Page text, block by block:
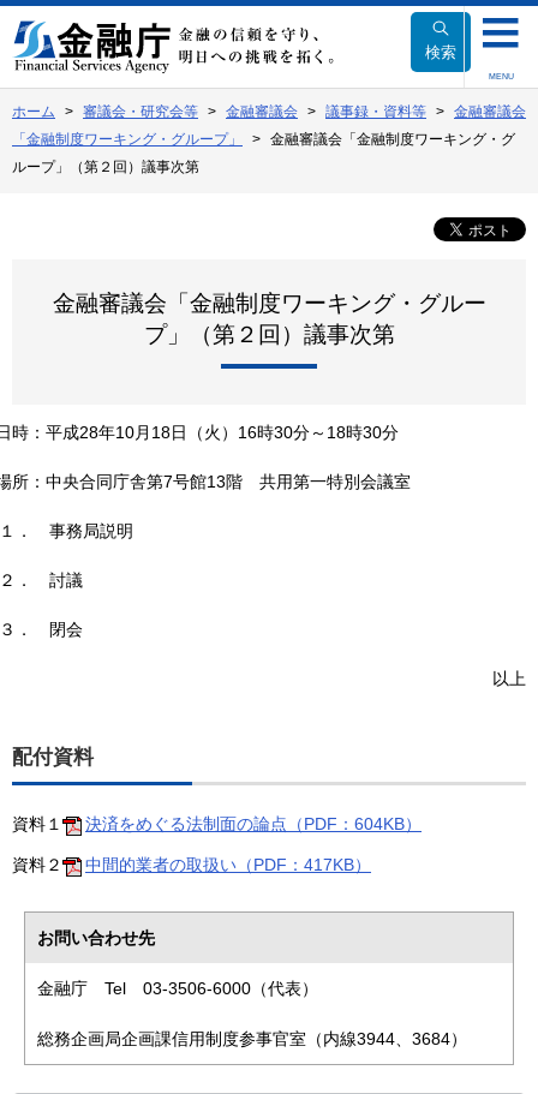
文
へ
動
検索
MENU
ホーム 審議会・研究会等 金融審議会 議事録・資料等
金融審議会
「金融制度ワーキング・グループ」
金融審議会「金融制度ワーキング・グ
ループ」（第２回）議事次第
金融審議会「金融制度ワーキング・グルー
プ」（第２回）議事次第
時 ： 平成28年10月18日（火）16時30分～18時30分
所 ： 中央合同庁舎第7号館13階 共用第一特別会議室
． 事務局説明
． 討議
． 閉会
以上
配付資料
資料１ 決済をめぐる法制面の論点（PDF：604KB）
資料２ 中間的業者の取扱い（PDF：417KB）
お問い合わせ先
金融庁 Tel 03-3506-6000（代表）
総務企画局企画課信用制度参事官室（内線3944、3684）